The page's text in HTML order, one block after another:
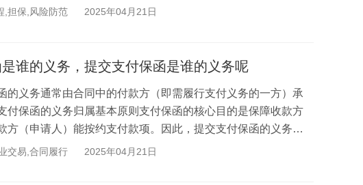
配。第32条：若...
,担保,风险防范 2025年04月21日
是谁的义务，提交支付保函是谁的义务呢
的义务通常由合同中的付款方（即需履行支付义务的一方）承
付保函的义务归属基本原则支付保函的核心目的是保障收款方
方（申请人）能按约支付款项。因此，提交支付保函的义务一
买方需向卖方提...
交易,合同履行 2025年04月21日